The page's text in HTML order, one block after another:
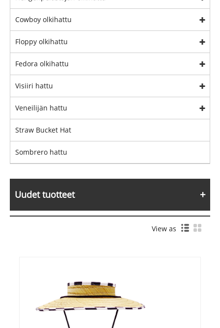
Cowboy olkihattu
Floppy olkihattu
Fedora olkihattu
Visiiri hattu
Veneilijän hattu
Straw Bucket Hat
Sombrero hattu
Uudet tuotteet
View as